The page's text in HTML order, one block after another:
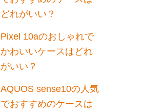
どれがいい？
Pixel 10aのおしゃれで
かわいいケースはどれ
がいい？
AQUOS sense10の人気
でおすすめのケースは